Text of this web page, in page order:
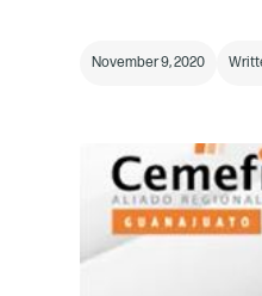
November 9, 2020